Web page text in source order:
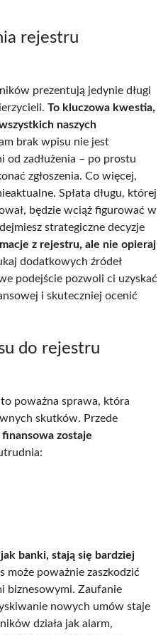
rejestru
prezentują jedynie długi
To kluczowa kwestia,
naszych
brak wpisu nie jest
od zadłużenia – po prostu
zgłoszenia. Co więcej,
Spłata długu, której
będzie wciąż figurować w
strategiczne decyzje
z rejestru, ale nie opieraj
dodatkowych źródeł
podejście pozwoli ci uzyskać
i skuteczniej ocenić
do rejestru
poważna sprawa, która
skutków. Przede
zostaje
banki, stają się bardziej
może poważnie zaszkodzić
biznesowymi. Zaufanie
nowych umów staje
działa jak alarm,